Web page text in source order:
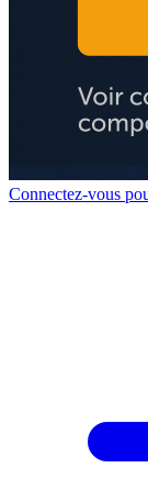
Connectez-vous